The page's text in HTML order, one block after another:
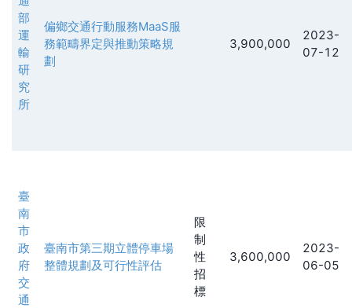
部
運
輸
研
究
所
偏鄉交通行動服務MaaS服
務範疇界定與推動策略規
劃
3,900,000
2023-
07-12
臺
南
市
政
府
交
通
臺南市第三期立體停車場
整體規劃及可行性評估
限
制
性
招
標
3,600,000
2023-
06-05